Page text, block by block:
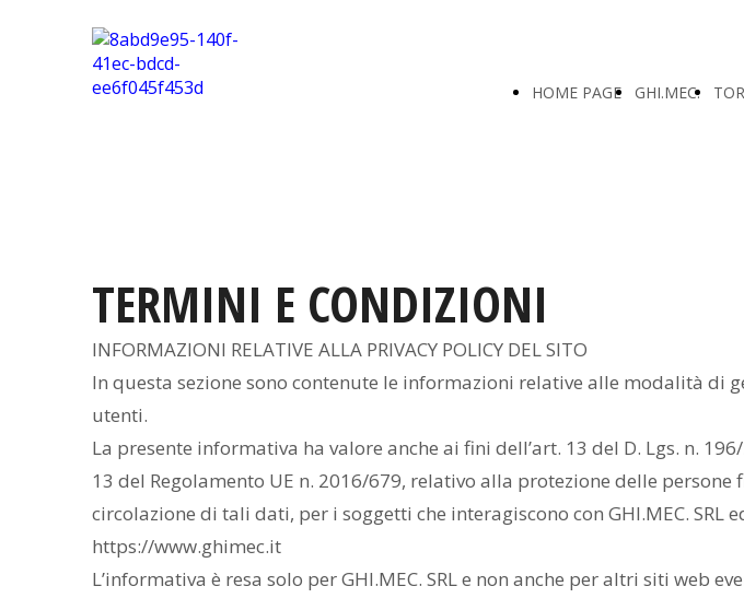
HOME PAGE GHI.MEC.
TERMINI E CONDIZIONI
INFORMAZIONI RELATIVE ALLA PRIVACY POLICY DEL SITO
In questa sezione sono contenute le informazioni relative alle modalità di
utenti.
La presente informativa ha valore anche ai fini dell’art. 13 del D. Lgs. n.
13 del Regolamento UE n. 2016/679, relativo alla protezione delle
circolazione di tali dati, per i soggetti che interagiscono con GHI.MEC.
https://www.ghimec.it
L’informativa è resa solo per GHI.MEC. SRL e non anche per altri siti web